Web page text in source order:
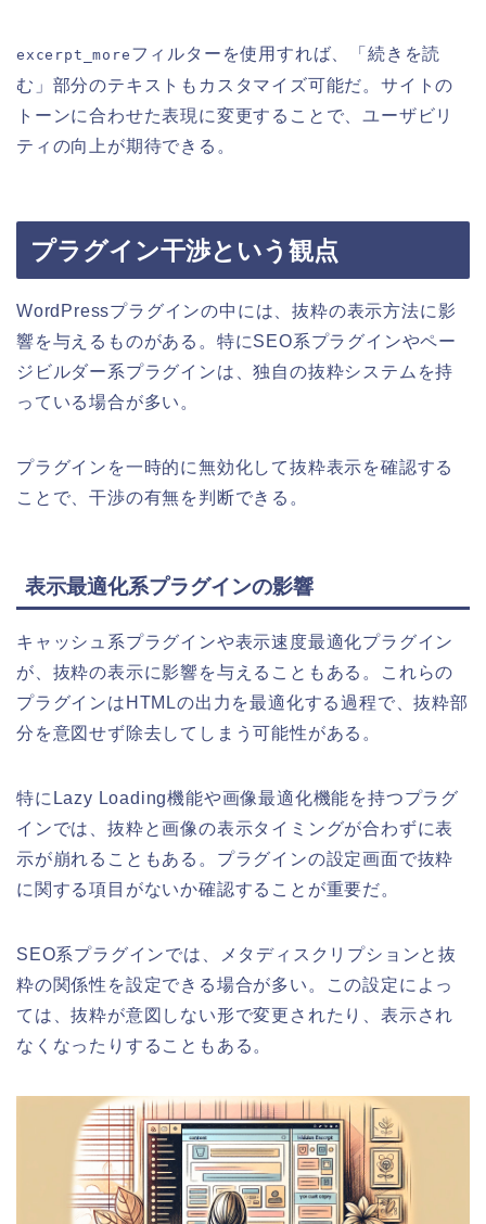
excerpt_more フィルターを使用すれば、「続きを読
む」部分のテキストもカスタマイズ可能だ。サイトの
トーンに合わせた表現に変更することで、ユーザビリ
ティの向上が期待できる。
プラグイン干渉という観点
WordPressプラグインの中には、抜粋の表示方法に影
響を与えるものがある。特にSEO系プラグインやペー
ジビルダー系プラグインは、独自の抜粋システムを持
っている場合が多い。
プラグインを一時的に無効化して抜粋表示を確認する
ことで、干渉の有無を判断できる。
表示最適化系プラグインの影響
キャッシュ系プラグインや表示速度最適化プラグイン
が、抜粋の表示に影響を与えることもある。これらの
プラグインはHTMLの出力を最適化する過程で、抜粋部
分を意図せず除去してしまう可能性がある。
特にLazy Loading機能や画像最適化機能を持つプラグ
インでは、抜粋と画像の表示タイミングが合わずに表
示が崩れることもある。プラグインの設定画面で抜粋
に関する項目がないか確認することが重要だ。
SEO系プラグインでは、メタディスクリプションと抜
粋の関係性を設定できる場合が多い。この設定によっ
ては、抜粋が意図しない形で変更されたり、表示され
なくなったりすることもある。